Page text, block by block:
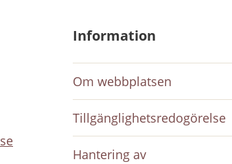
Information
Om webbplatsen
Tillgänglighetsredogörelse
Hantering av